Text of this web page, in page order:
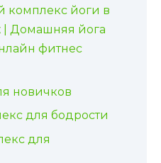
комплекс йоги в
| Домашняя йога
фитнес
новичков
для бодрости
для